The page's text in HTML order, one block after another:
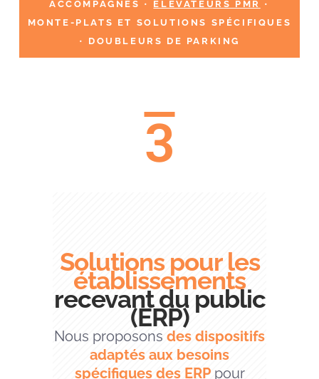
ACCOMPAGNÉS • ELÉVATEURS PMR •
MONTE-PLATS ET SOLUTIONS SPÉCIFIQUES
• DOUBLEURS DE PARKING
3
Solutions pour les
établissements
recevant du public
(ERP)
Nous proposons des dispositifs
adaptés aux besoins
spécifiques des ERPpour